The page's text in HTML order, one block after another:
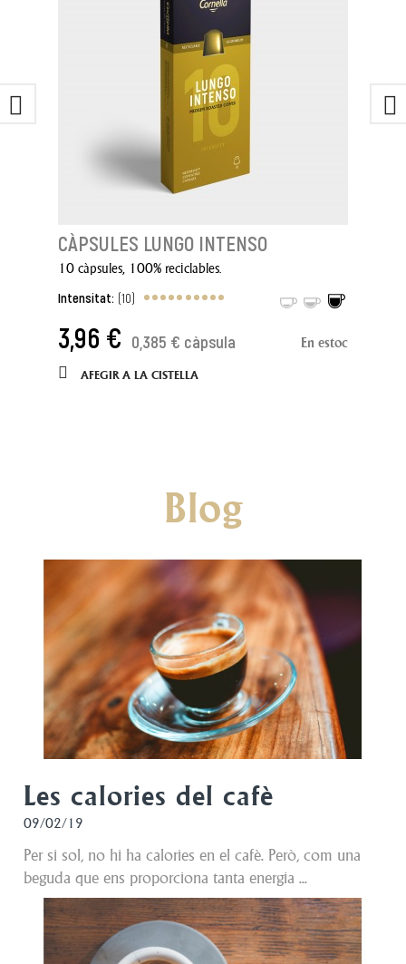
CÀPSULES LUNGO INTENSO
10 càpsules, 100% reciclables.
Intensitat: (10)
3,96 € 0,385 € càpsula En estoc
AFEGIR A LA CISTELLA
Blog
Les calories del cafè
09/02/19
Per si sol, no hi ha calories en el cafè. Però, com una
beguda que ens proporciona tanta energia ...